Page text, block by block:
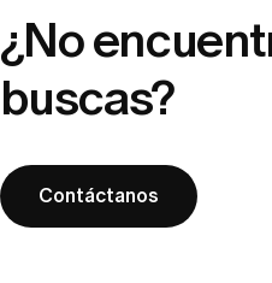
¿No
buscas?
Contáctanos